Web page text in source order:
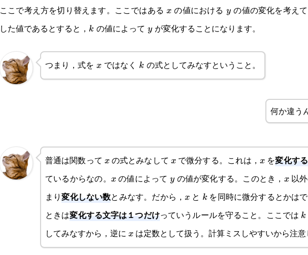
k^2}}\space x+k
ここで考え方を切り替えます。ここではあるx
x の値における y
y の値の変化を考え
した値であるとすると， k
k の値によって y
y が変化することになります。
つまり，式を x
x ではなく k
k の式としてみなすということ。
何か違う
普通は関数って x
xの式とみなして x
xで微分する。これは，x
x を変化す
ているからなの。 x
xの値によって y
y の値が変化する。このとき， x
x以
まり変化しない数とみなす。だから，x
x と k
k を同時に微分するとかは
ときは変化する文字は１つだけっていうルールを守ること。ここでは k
k
してみなすから，逆に x
x は定数として扱う。計算ミスしやすいから注